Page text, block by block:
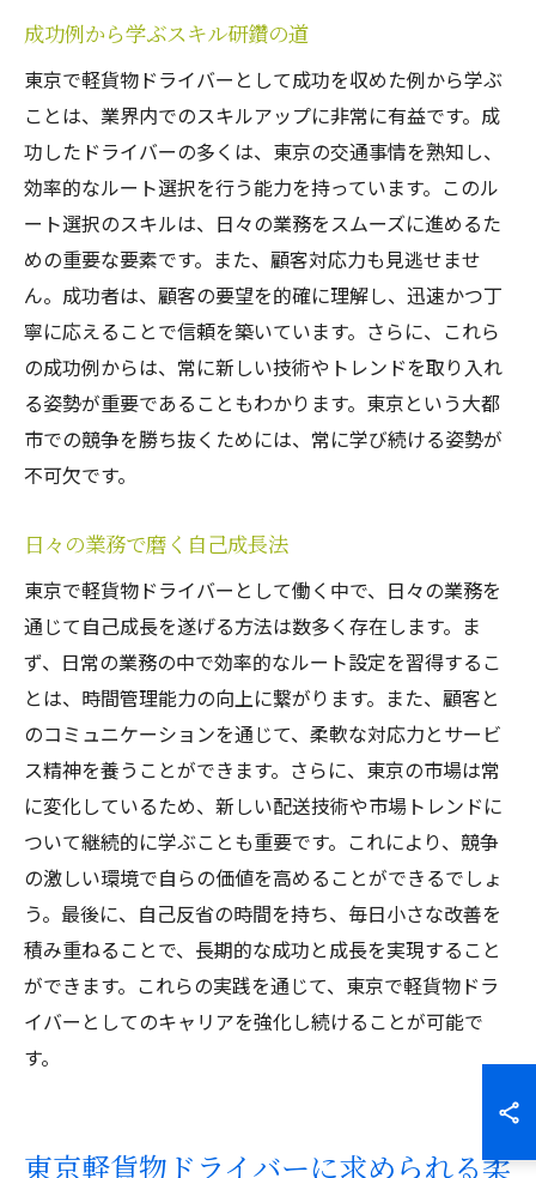
成功例から学ぶスキル研鑽の道
東京で軽貨物ドライバーとして成功を収めた例から学ぶ
ことは、業界内でのスキルアップに非常に有益です。成
功したドライバーの多くは、東京の交通事情を熟知し、
効率的なルート選択を行う能力を持っています。このル
ート選択のスキルは、日々の業務をスムーズに進めるた
めの重要な要素です。また、顧客対応力も見逃せませ
ん。成功者は、顧客の要望を的確に理解し、迅速かつ丁
寧に応えることで信頼を築いています。さらに、これら
の成功例からは、常に新しい技術やトレンドを取り入れ
る姿勢が重要であることもわかります。東京という大都
市での競争を勝ち抜くためには、常に学び続ける姿勢が
不可欠です。
日々の業務で磨く自己成長法
東京で軽貨物ドライバーとして働く中で、日々の業務を
通じて自己成長を遂げる方法は数多く存在します。ま
ず、日常の業務の中で効率的なルート設定を習得するこ
とは、時間管理能力の向上に繋がります。また、顧客と
のコミュニケーションを通じて、柔軟な対応力とサービ
ス精神を養うことができます。さらに、東京の市場は常
に変化しているため、新しい配送技術や市場トレンドに
ついて継続的に学ぶことも重要です。これにより、競争
の激しい環境で自らの価値を高めることができるでしょ
う。最後に、自己反省の時間を持ち、毎日小さな改善を
積み重ねることで、長期的な成功と成長を実現すること
ができます。これらの実践を通じて、東京で軽貨物ドラ
イバーとしてのキャリアを強化し続けることが可能で
す。
東京軽貨物ドライバーに求められる柔